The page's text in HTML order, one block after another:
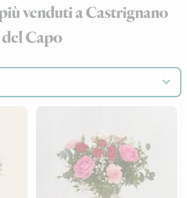
venduti a Castrignano
del Capo